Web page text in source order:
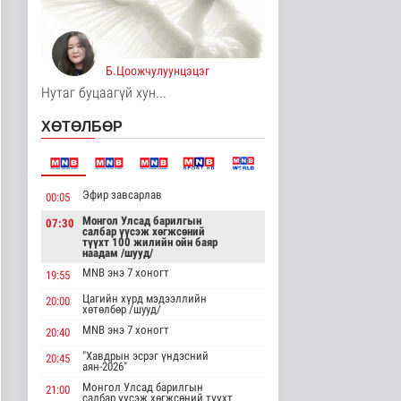
"ДЦС-3” ТӨХК-ийн нэн
шаардлагатай
“Турбингенерат..
Улс төр
5 цаг 20 минутын өмнө
боллоо
Улс төр
5 цаг 22 минутын өмнө
үйлдвэр” төслийн
чиглэл, хамтын..
Нийгэм
5 цаг 25 минутын өмнө
ЦАГ АГААР:
Улаанбаатарт өдөртөө
32 хэм дулаан
6 цаг 30 минутын өмнө
"Цагийн хүрд"
Б.Цоожчулуунцэцэг
Нутаг буцаагүй хун...
ХӨТӨЛБӨР
00:05 Эфир завсарлав
07:30
Монгол Улсад барилгын
салбар үүсэж хөгжсөний
түүхт 100 жилийн ойн баяр
наадам /шууд/
19:55
MNB энэ 7 хоногт
20:00
Цагийн хүрд мэдээллийн
хөтөлбөр /шууд/
20:40
MNB энэ 7 хоногт
20:45
"Хавдрын эсрэг үндэсний
аян-2026"
21:00
Монгол Улсад барилгын
салбар үүсэж хөгжсөний түүхт